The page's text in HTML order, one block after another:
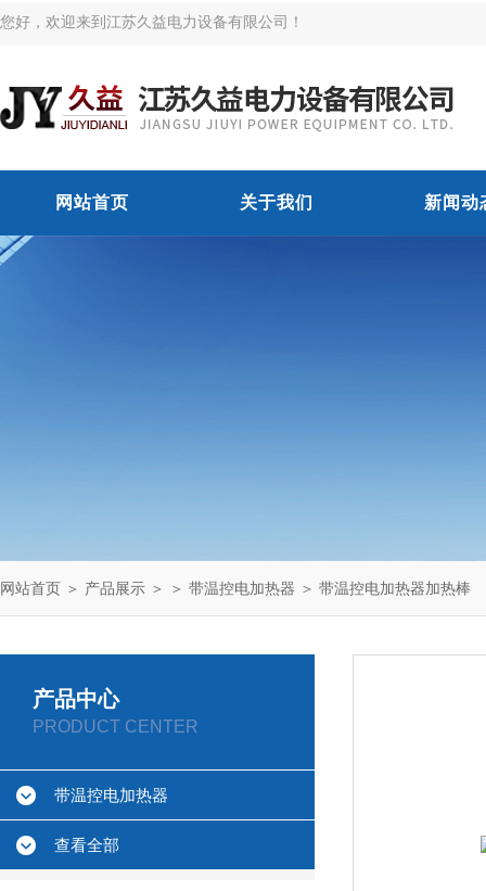
您好，欢迎来到江苏久益电力设备有限公司！
网站首页 关于我们 新闻动
网站首页 ＞ 产品展示 ＞ ＞ 带温控电加热器 ＞ 带温控电加热器加热棒
产品中心
PRODUCT CENTER
带温控电加热器
查看全部